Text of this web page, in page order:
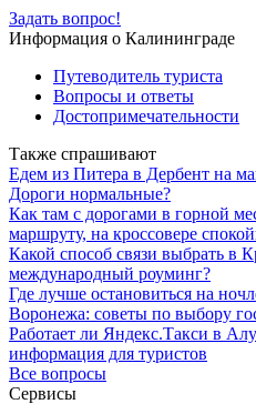
Задать вопрос!
Информация о Калининграде
Путеводитель туриста
Вопросы и ответы
Достопримечательности
Также спрашивают
Едем из Питера в Дербент на
Дороги нормальные?
Как там с дорогами в горной
маршруту, на кроссовере
Какой способ связи выбрать в
международный роуминг?
Где лучше остановиться на
Воронежа: советы по выбору
Работает ли Яндекс.Такси в
информация для туристов
Все вопросы
Сервисы